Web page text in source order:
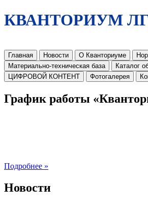
КВАНТОРИУМ
Главная Новости О Кванториуме
Материально-техническая база
Каталог
ЦИФРОВОЙ КОНТЕНТ
Фотогалерея
График работы
Подробнее »
Новости